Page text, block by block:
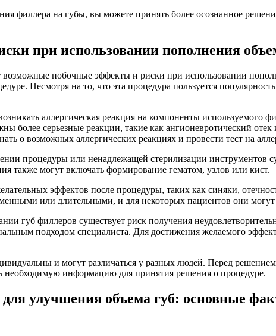
филлера на губы, вы можете принять более осознанное
при использовании пополнения
побочные эффекты и риски при использовании
Несмотря на то, что эта процедура пользуется
аллергическая реакция на компоненты используемого
более серьезные реакции, такие как ангионевротический
о возможных аллергических реакциях и провести тест на
процедуры или ненадлежащей стерилизации инструментов
могут включать формирование гематом, узлов или кист.
эффектов после процедуры, таких как синяки,
или длительными, и для некоторых пациентов они
губ филлеров существует риск получения
подходом специалиста. Для достижения желаемого
и могут различаться у разных людей. Перед
необходимую информацию для принятия решения о процедуре.
для улучшения объема губ: основные